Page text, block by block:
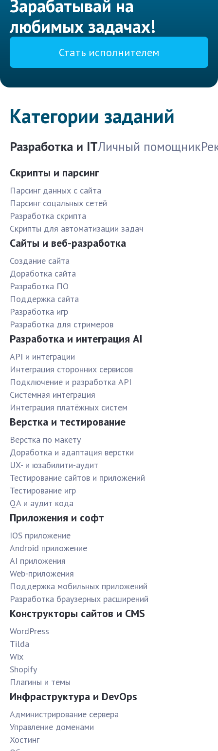
Зарабатывай на
любимых задачах!
Стать исполнителем
Категории заданий
Разработка и ITЛичный помощник
Скрипты и парсинг
Парсинг данных с сайта
Парсинг соцальных сетей
Разработка скрипта
Скрипты для автоматизации задач
Сайты и веб-разработка
Создание сайта
Доработка сайта
Разработка ПО
Поддержка сайта
Разработка игр
Разработка для стримеров
Разработка и интеграция AI
API и интеграции
Интеграция сторонних сервисов
Подключение и разработка API
Системная интеграция
Интеграция платёжных систем
Верстка и тестирование
Верстка по макету
Доработка и адаптация верстки
UX- и юзабилити-аудит
Тестирование сайтов и приложений
Тестирование игр
QA и аудит кода
Приложения и софт
IOS приложение
Android приложение
AI приложения
Web-приложения
Поддержка мобильных приложений
Разработка браузерных расширений
Конструкторы сайтов и CMS
WordPress
Tilda
Wix
Shopify
Плагины и темы
Инфраструктура и DevOps
Администрирование сервера
Управление доменами
Хостинг